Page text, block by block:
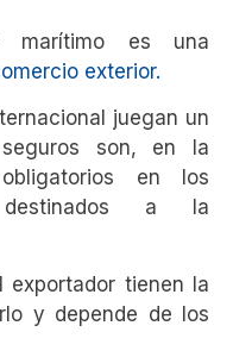
marítimo es una
exterior.
juegan un
son, en la
en los
destinados a la
exportador tienen la
y depende de los